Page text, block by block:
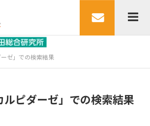
ーゼ」での検索結果
ルピダーゼ」での検索結果